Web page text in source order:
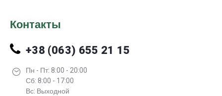
Контакты
+38 (063) 655 21 15
Пн - Пт: 8:00 - 20:00
Сб: 8:00 - 17:00
Вс: Выходной